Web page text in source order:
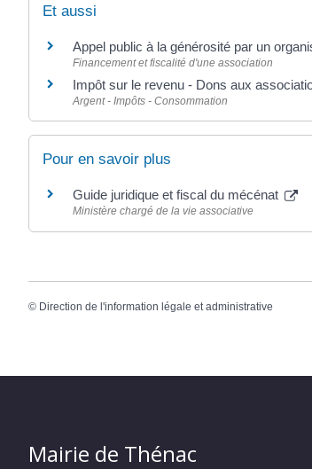
Et aussi
Appel public à la générosité par un
Financement et fiscalité d'une association
Impôt sur le revenu - Dons aux
Argent - Impôts - Consommation
Pour en savoir plus
Guide juridique et fiscal du mécénat
Ministère chargé de la vie associative
© Direction de l'information légale et administrative
Mairie de Thénac